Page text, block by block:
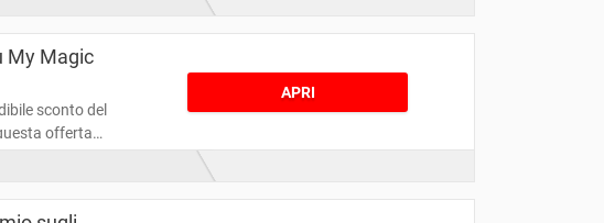
My Magic
sconto del
offerta
APRI